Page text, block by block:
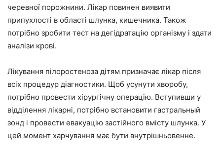
черевної порожнини. Лікар повинен виявити
припухлості в області шлунка, кишечника. Також
потрібно зробити тест на дегідратацію організму і здати
аналізи крові.
Лікування пілоростеноза дітям призначає лікар після
всіх процедур діагностики. Щоб усунути хворобу,
потрібно провести хірургічну операцію. Вступивши у
відділення лікарні, потрібно встановити гастральный
зонд і провести евакуацію застійного вмісту шлунка. У
цей момент харчування має бути внутрішньовенне.